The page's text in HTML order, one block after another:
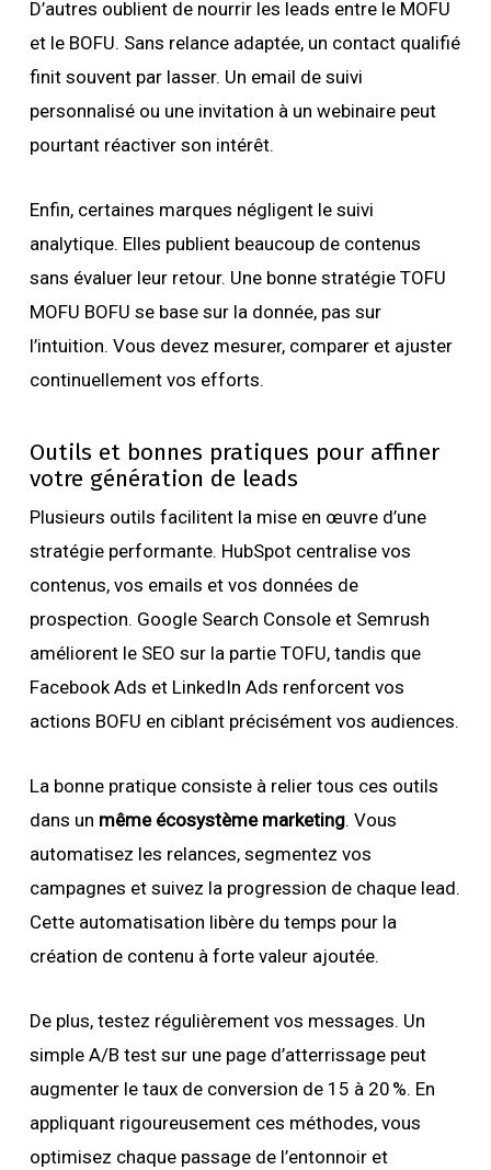
D’autres oublient de nourrir les leads entre le MOFU
et le BOFU. Sans relance adaptée, un contact qualifié
finit souvent par lasser. Un email de suivi
personnalisé ou une invitation à un webinaire peut
pourtant réactiver son intérêt.
Enfin, certaines marques négligent le suivi
analytique. Elles publient beaucoup de contenus
sans évaluer leur retour. Une bonne stratégie TOFU
MOFU BOFU se base sur la donnée, pas sur
l’intuition. Vous devez mesurer, comparer et ajuster
continuellement vos efforts.
Outils et bonnes pratiques pour affiner
votre génération de leads
Plusieurs outils facilitent la mise en œuvre d’une
stratégie performante. HubSpot centralise vos
contenus, vos emails et vos données de
prospection. Google Search Console et Semrush
améliorent le SEO sur la partie TOFU, tandis que
Facebook Ads et LinkedIn Ads renforcent vos
actions BOFU en ciblant précisément vos audiences.
La bonne pratique consiste à relier tous ces outils
dans un même écosystème marketing. Vous
automatisez les relances, segmentez vos
campagnes et suivez la progression de chaque lead.
Cette automatisation libère du temps pour la
création de contenu à forte valeur ajoutée.
De plus, testez régulièrement vos messages. Un
simple A/B test sur une page d’atterrissage peut
augmenter le taux de conversion de 15 à 20 %. En
appliquant rigoureusement ces méthodes, vous
optimisez chaque passage de l’entonnoir et